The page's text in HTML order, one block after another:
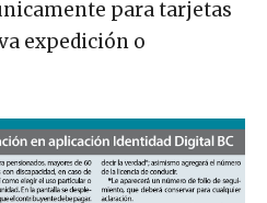
para tarjetas
expedición o